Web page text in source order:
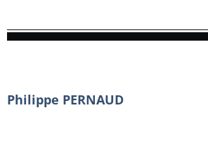
Philippe PERNAUD